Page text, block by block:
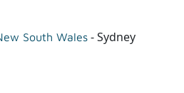
South Wales- Sydney